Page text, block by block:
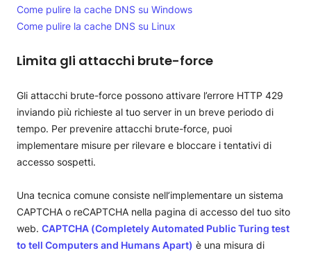
Come pulire la cache DNS su Windows
Come pulire la cache DNS su Linux
Limita gli attacchi brute-force
Gli attacchi brute-force possono attivare l’errore HTTP 429
inviando più richieste al tuo server in un breve periodo di
tempo. Per prevenire attacchi brute-force, puoi
implementare misure per rilevare e bloccare i tentativi di
accesso sospetti.
Una tecnica comune consiste nell’implementare un sistema
CAPTCHA o reCAPTCHA nella pagina di accesso del tuo sito
web. CAPTCHA (Completely Automated Public Turing test
to tell Computers and Humans Apart) è una misura di